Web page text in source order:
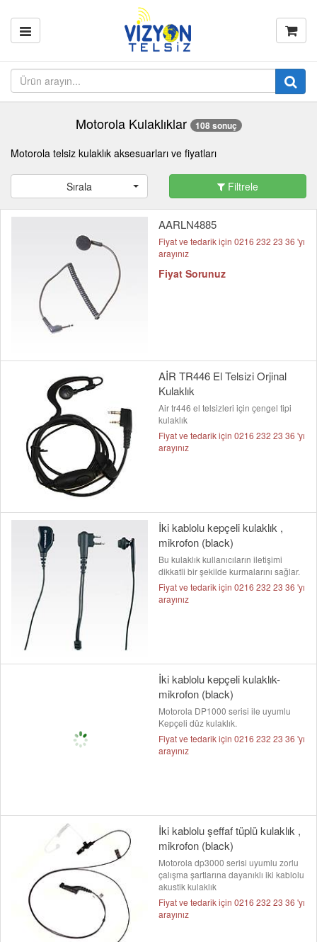
Motorola Kulaklıklar 108 sonuç
Motorola telsiz kulaklık aksesuarları ve fiyatları
Sırala Filtrele
AARLN4885
Fiyat ve tedarik için 0216 232 23 36 'yı
arayınız
Fiyat Sorunuz
AİR TR446 El Telsizi Orjinal
Kulaklık
Air tr446 el telsizleri için çengel tipi
kulaklık
Fiyat ve tedarik için 0216 232 23 36 'yı
arayınız
İki kablolu kepçeli kulaklık ,
mikrofon (black)
Bu kulaklık kullanıcıların iletişimi
dikkatli bir şekilde kurmalarını sağlar.
Fiyat ve tedarik için 0216 232 23 36 'yı
arayınız
İki kablolu kepçeli kulaklık-
mikrofon (black)
Motorola DP1000 serisi ile uyumlu
Kepçeli düz kulaklık.
Fiyat ve tedarik için 0216 232 23 36 'yı
arayınız
İki kablolu şeffaf tüplü kulaklık ,
mikrofon (black)
Motorola dp3000 serisi uyumlu zorlu
çalışma şartlarına dayanıklı iki kablolu
akustik kulaklık
Fiyat ve tedarik için 0216 232 23 36 'yı
arayınız